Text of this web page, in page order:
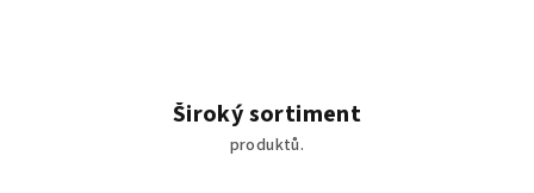
Široký sortiment
produktů.